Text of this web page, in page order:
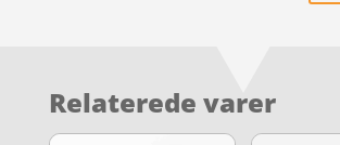
Relaterede varer